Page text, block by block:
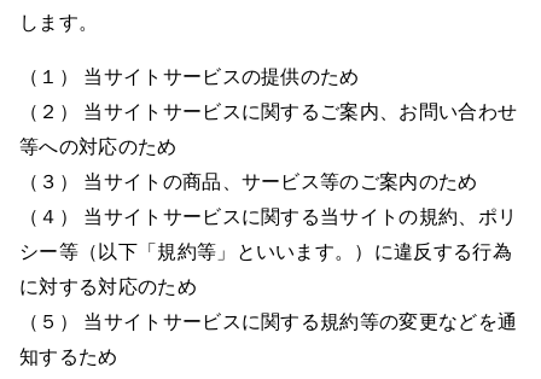
します。
（１） 当サイトサービスの提供のため
（２） 当サイトサービスに関するご案内、お問い合わせ
等への対応のため
（３） 当サイトの商品、サービス等のご案内のため
（４） 当サイトサービスに関する当サイトの規約、ポリ
シー等（以下「規約等」といいます。）に違反する行為
に対する対応のため
（５） 当サイトサービスに関する規約等の変更などを通
知するため